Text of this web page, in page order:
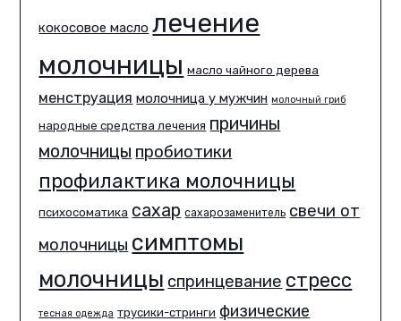
кокосовое масло лечение
молочницы масло чайного дерева
менструация молочница у мужчин молочный гриб
народные средства лечения причины
молочницы пробиотики
профилактика молочницы
психосоматика сахар сахарозаменитель свечи от
молочницы симптомы
молочницы спринцевание стресс
тесная одежда трусики-стринги физические